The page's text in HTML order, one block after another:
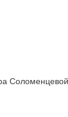
Соломенцевой